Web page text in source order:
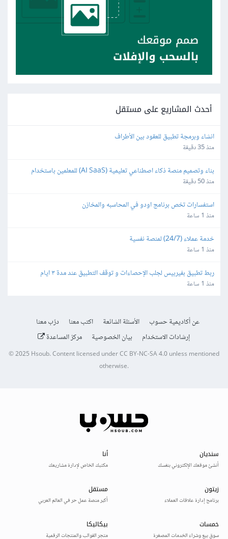
أحدث المشاريع على مستقل
انشاء وبرمجة تطبيق للعقود بين الأطراف
منذ 35 دقيقة
Bubble.io
منذ 50 دقيقة
استفسارات تخص برنامج اودو في المحاسبه والمخازن
منذ 1 ساعة
خدمة عملاء (24/7) لمنصة نفسية
منذ 1 ساعة
ربط تطبيق بفيربيس لجلب الإحصاءات و توقف التطبيق عند مدة ٣ ايام
منذ 1 ساعة
عن أكاديمية حسوب الأسئلة الشائعة اكتب معنا
درّب معنا
إرشادات الاستخدام
بيان الخصوصية مركز المساعدة
© 2025 Hsoub.Content licensed underCC BY-NC-SA 4.0unless mentioned
otherwise.